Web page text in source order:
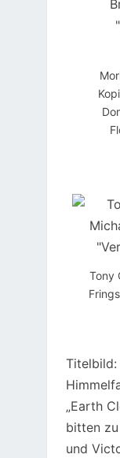
Tony
Titelbild:
„Earth
bitten zu
und